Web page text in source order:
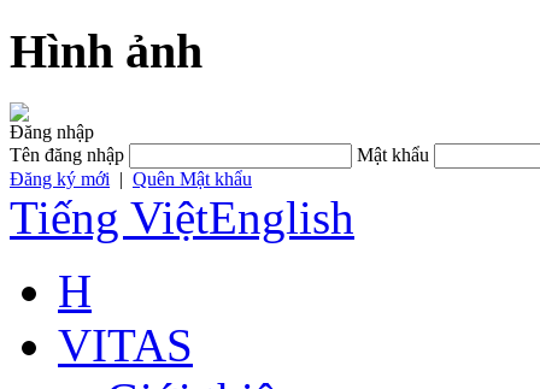
Hình ảnh
Đăng nhập
Tên đăng nhập
Mật khẩu
Đăng ký mới | Quên Mật khẩu
Tiếng ViệtEnglish
H
VITAS